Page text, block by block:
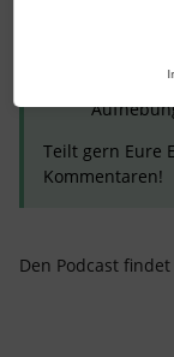
Wie
Und wie
Teilt gern Eure
Kommentaren!
Den Podcast